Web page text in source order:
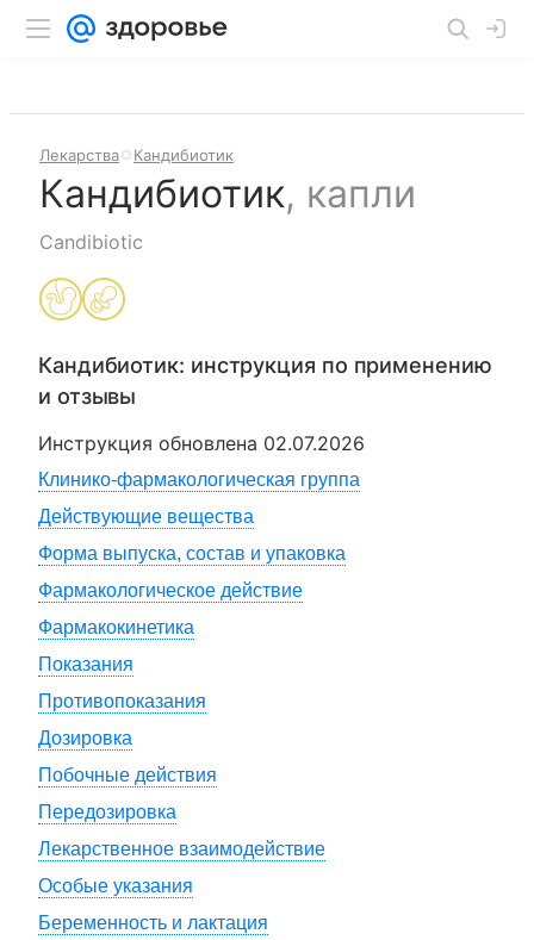
Лекарства Кандибиотик
Кандибиотик, капли
Candibiotic
Кандибиотик: инструкция по применению
и отзывы
Инструкция обновлена 02.07.2026
Клинико-фармакологическая группа
Действующие вещества
Форма выпуска, состав и упаковка
Фармакологическое действие
Фармакокинетика
Показания
Противопоказания
Дозировка
Побочные действия
Передозировка
Лекарственное взаимодействие
Особые указания
Беременность и лактация